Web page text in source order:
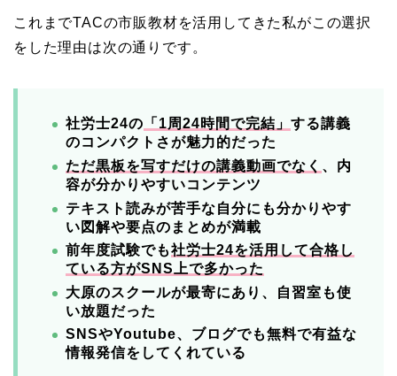
これまでTACの市販教材を活用してきた私がこの選択
をした理由は次の通りです。
社労士24の 「1周24時間で完結」 する講義
のコンパクトさが魅力的だった
ただ黒板を写すだけの講義動画でなく 、内
容が分かりやすいコンテンツ
テキスト読みが苦手な自分にも分かりやす
い図解や要点のまとめが満載
前年度試験でも社労士24を活用して合格し
ている方がSNS上で多かった
大原のスクールが最寄にあり、自習室も使
い放題だった
SNSやYoutube、ブログでも無料で有益な
情報発信をしてくれている